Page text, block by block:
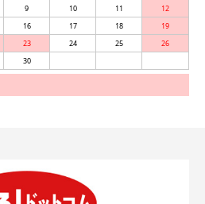
9 10 11
12
16 17 18
19
23 24 25
26
30